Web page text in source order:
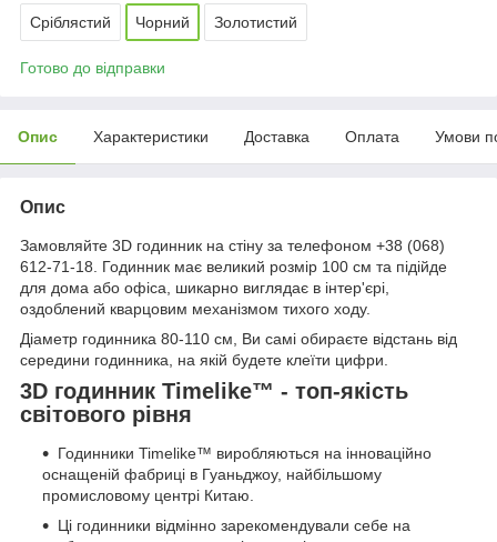
Сріблястий Чорний Золотистий
Готово до відправки
Опис Характеристики Доставка Оплата Умови
Опис
Замовляйте 3D годинник на стіну за телефоном +38 (068)
612-71-18. Годинник має великий розмір 100 см та підійде
для дома або офіса, шикарно виглядає в інтер'єрі,
оздоблений кварцовим механізмом тихого ходу.
Діаметр годинника 80-110 см, Ви самі обираєте відстань від
середини годинника, на якій будете клеїти цифри.
3D годинник Timelike™ - топ-якість
світового рівня
Годинники Timelike™ виробляються на інноваційно
оснащеній фабриці в Гуаньджоу, найбільшому
промисловому центрі Китаю.
Ці годинники відмінно зарекомендували себе на